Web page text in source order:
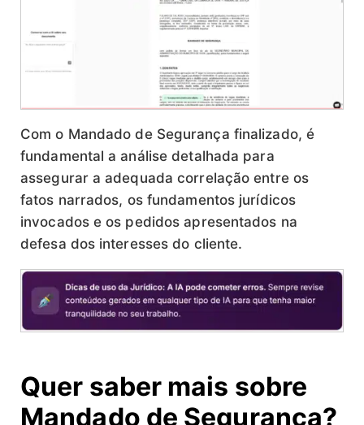
Com o Mandado de Segurança finalizado, é
fundamental a análise detalhada para
assegurar a adequada correlação entre os
fatos narrados, os fundamentos jurídicos
invocados e os pedidos apresentados na
defesa dos interesses do cliente.
Quer saber mais sobre
Mandado de Segurança?